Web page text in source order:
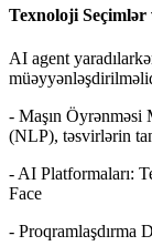
Texnoloji Seçimlər
AI agent
- Maşın
(NLP), təsvirlərin
- AI Platformaları:
Face
- Proqramlaşdırma